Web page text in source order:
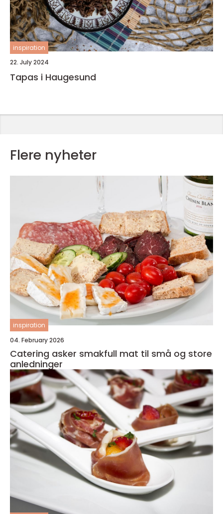
inspiration
22. July 2024
Tapas i Haugesund
Flere nyheter
inspiration
04. February 2026
Catering asker smakfull mat til små og store
anledninger